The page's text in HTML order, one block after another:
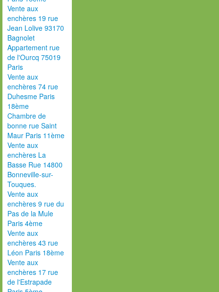
Vente aux
enchères 19 rue
Jean Lolive 93170
Bagnolet
Appartement rue
de l'Ourcq 75019
Paris
Vente aux
enchères 74 rue
Duhesme Paris
18ème
Chambre de
bonne rue Saint
Maur Paris 11ème
Vente aux
enchères La
Basse Rue 14800
Bonneville-sur-
Touques.
Vente aux
enchères 9 rue du
Pas de la Mule
Paris 4ème
Vente aux
enchères 43 rue
Léon Paris 18ème
Vente aux
enchères 17 rue
de l'Estrapade